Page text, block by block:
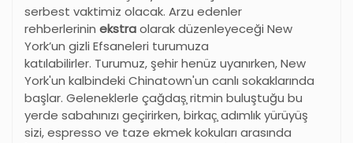
serbest vaktimiz olacak. Arzu edenler
rehberlerinin ekstraolarak düzenleyeceği New
York’un gizli Efsaneleri turumuza
katılabilirler. Turumuz, şehir henüz uyanırken, New
York'un kalbindeki Chinatown'un canlı sokaklarında
başlar. Geleneklerle çağdaş̧ ritmin buluştuğu bu
yerde sabahınızı geçirirken, birkaç̧ adımlık yürüyüş
sizi, espresso ve taze ekmek kokuları arasında